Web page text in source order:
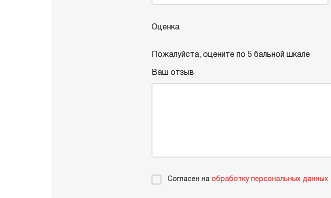
Оценка
Пожалуйста, оцените по 5 бальной шкале
Ваш отзыв
Согласен на обработку персональных данных